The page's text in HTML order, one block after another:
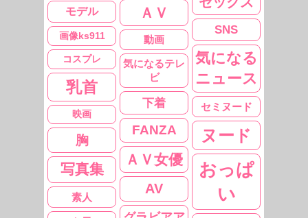
ＡＶ
モデル
SNS
画像ks911 動画
気になる
ニュース
コスプレ
気になるテレ
ビ
乳首
下着 セミヌード
映画
FANZA ヌード
胸
ＡＶ女優
おっぱ
い
写真集
AV
素人